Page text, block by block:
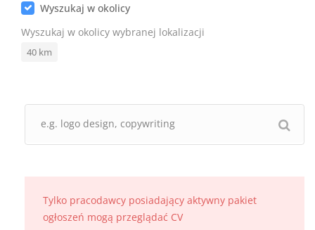
Wyszukaj w okolicy
Wyszukaj w okolicy wybranej lokalizacji
40 km
Tylko pracodawcy posiadający aktywny pakiet
ogłoszeń mogą przeglądać CV